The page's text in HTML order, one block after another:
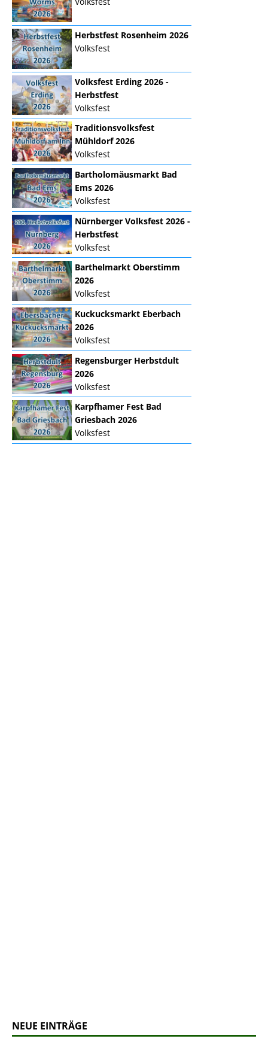
Herbstfest Rosenheim 2026
Volksfest
Volksfest Erding 2026 -
Herbstfest
Volksfest
Traditionsvolksfest
Mühldorf 2026
Volksfest
Bartholomäusmarkt Bad
Ems 2026
Volksfest
Nürnberger Volksfest 2026 -
Herbstfest
Volksfest
Barthelmarkt Oberstimm
2026
Volksfest
Kuckucksmarkt Eberbach
2026
Volksfest
Regensburger Herbstdult
2026
Volksfest
Karpfhamer Fest Bad
Griesbach 2026
Volksfest
NEUE EINTRÄGE